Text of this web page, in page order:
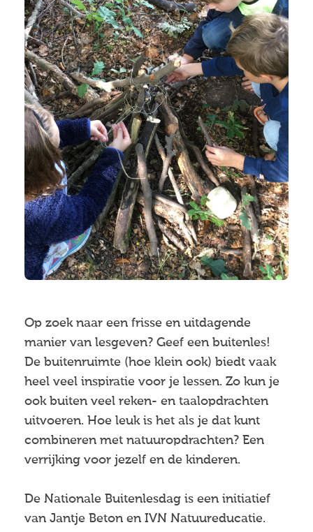
Op zoek naar een frisse en uitdagende
manier van lesgeven? Geef een buitenles!
De buitenruimte (hoe klein ook) biedt vaak
heel veel inspiratie voor je lessen. Zo kun je
ook buiten veel reken- en taalopdrachten
uitvoeren. Hoe leuk is het als je dat kunt
combineren met natuuropdrachten? Een
verrijking voor jezelf en de kinderen.
De Nationale Buitenlesdag is een initiatief
van Jantje Beton en IVN Natuureducatie.